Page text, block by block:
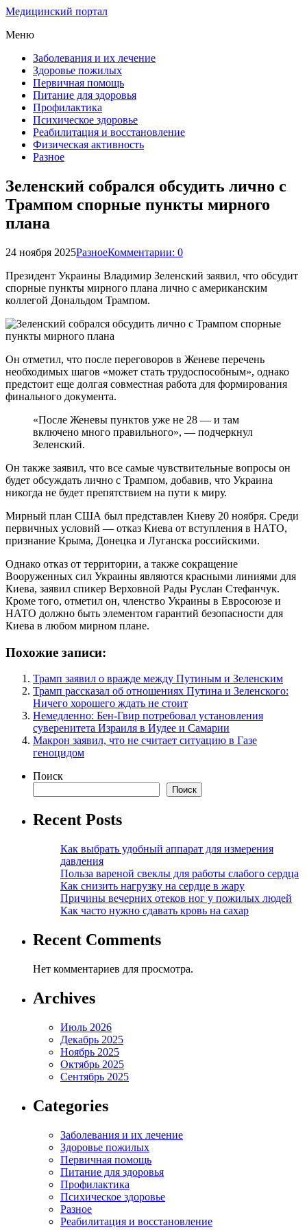
Медицинский портал
Меню
Заболевания и их лечение
Здоровье пожилых
Первичная помощь
Питание для здоровья
Профилактика
Психическое здоровье
Реабилитация и восстановление
Физическая активность
Разное
Зеленский собрался обсудить лично с
Трампом спорные пункты мирного
плана
24 ноября 2025РазноеКомментарии: 0
Президент Украины Владимир Зеленский заявил, что обсудит
спорные пункты мирного плана лично с американским
коллегой Дональдом Трампом.
Он отметил, что после переговоров в Женеве перечень
необходимых шагов «может стать трудоспособным», однако
предстоит еще долгая совместная работа для формирования
финального документа.
«После Женевы пунктов уже не 28 — и там
включено много правильного», — подчеркнул
Зеленский.
Он также заявил, что все самые чувствительные вопросы он
будет обсуждать лично с Трампом, добавив, что Украина
никогда не будет препятствием на пути к миру.
Мирный план США был представлен Киеву 20 ноября. Среди
первичных условий — отказ Киева от вступления в НАТО,
признание Крыма, Донецка и Луганска российскими.
Однако отказ от территории, а также сокращение
Вооруженных сил Украины являются красными линиями для
Киева, заявил спикер Верховной Рады Руслан Стефанчук.
Кроме того, отметил он, членство Украины в Евросоюзе и
НАТО должно быть элементом гарантий безопасности для
Киева в любом мирном плане.
Похожие записи:
Трамп заявил о вражде между Путиным и Зеленским
Трамп рассказал об отношениях Путина и Зеленского:
Ничего хорошего ждать не стоит
Немедленно: Бен-Гвир потребовал установления
суверенитета Израиля в Иудее и Самарии
Макрон заявил, что не считает ситуацию в Газе
геноцидом
Поиск
Поиск
Recent Posts
Как выбрать удобный аппарат для измерения
давления
Польза вареной свеклы для работы слабого сердца
Как снизить нагрузку на сердце в жару
Причины вечерних отеков ног у пожилых людей
Как часто нужно сдавать кровь на сахар
Recent Comments
Нет комментариев для просмотра.
Archives
Июль 2026
Декабрь 2025
Ноябрь 2025
Октябрь 2025
Сентябрь 2025
Categories
Заболевания и их лечение
Здоровье пожилых
Первичная помощь
Питание для здоровья
Профилактика
Психическое здоровье
Разное
Реабилитация и восстановление